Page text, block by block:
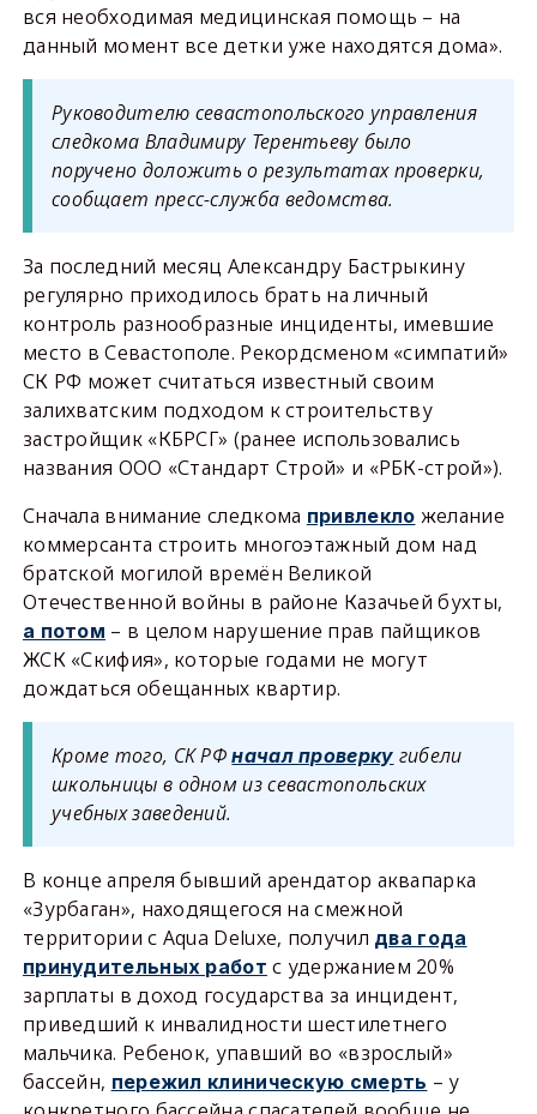
вся необходимая медицинская помощь – на
данный момент все детки уже находятся дома».
Руководителю севастопольского управления
следкома Владимиру Терентьеву было
поручено доложить о результатах проверки,
сообщает пресс-служба ведомства.
За последний месяц Александру Бастрыкину
регулярно приходилось брать на личный
контроль разнообразные инциденты, имевшие
место в Севастополе. Рекордсменом «симпатий»
СК РФ может считаться известный своим
залихватским подходом к строительству
застройщик «КБРСГ» (ранее использовались
названия ООО «Стандарт Строй» и «РБК-строй»).
Сначала внимание следкома привлекло желание
коммерсанта строить многоэтажный дом над
братской могилой времён Великой
Отечественной войны в районе Казачьей бухты,
а потом – в целом нарушение прав пайщиков
ЖСК «Скифия», которые годами не могут
дождаться обещанных квартир.
Кроме того, СК РФначал проверку гибели
школьницы в одном из севастопольских
учебных заведений.
В конце апреля бывший арендатор аквапарка
«Зурбаган», находящегося на смежной
территории с Aqua Deluxe, получил два года
принудительных работ с удержанием 20%
зарплаты в доход государства за инцидент,
приведший к инвалидности шестилетнего
мальчика. Ребенок, упавший во «взрослый»
бассейн, пережил клиническую смерть – у